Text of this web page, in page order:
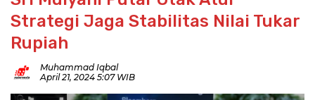
Strategi Jaga Stabilitas Nilai Tukar
Rupiah
Muhammad Iqbal
April 21, 2024 5:07 WIB